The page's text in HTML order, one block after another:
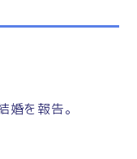
を報告。